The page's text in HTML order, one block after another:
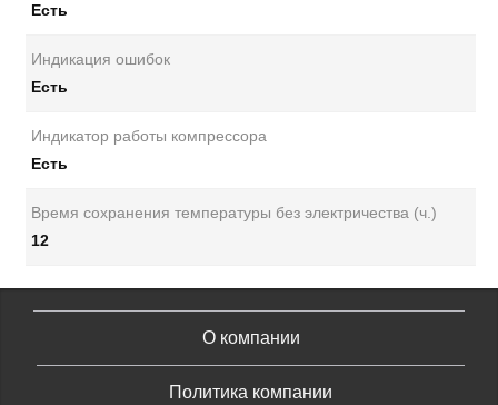
Есть
Индикация ошибок
Есть
Индикатор работы компрессора
Есть
Время сохранения температуры без электричества (ч.)
12
О компании
Политика компании